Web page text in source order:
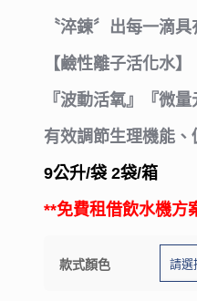
〝淬鍊〞出每一滴
【鹼性離子活化水】
『波動活氧』『微
有效調節生理機能、
9公升/袋 2袋/箱
**免費租借飲水機方
款式顏色